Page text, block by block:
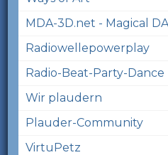
MDA-3D.net - Magical
Radiowellepowerplay
Radio-Beat-Party-Dance
Wir plaudern
Plauder-Community
VirtuPetz